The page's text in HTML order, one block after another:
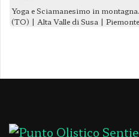
Yoga e Sciamanesimo in
(TO) | Alta Valle di Susa |